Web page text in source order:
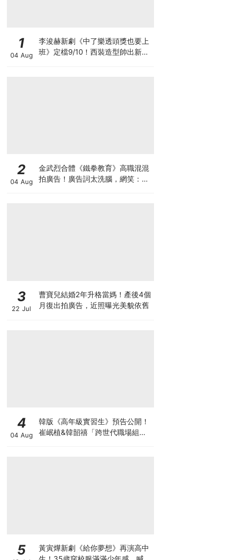
1
04 Aug
李浚赫新劇《中了樂透頭獎也要上
班》定檔9/10！西裝造型帥出新高
2
04 Aug
金武烈合體《鐵拳教育》高職混混
拍廣告！廣告詞太洗腦，網笑：像
3
22 Jul
曹寶兒結婚2年升格當媽！產後4個
月復出拍廣告，近照曝光美貌依舊
4
04 Aug
韓版《高年級實習生》預告公開！
崔岷植&韓韶禧「跨世代職場組
5
黃寅燁新劇《給你夢想》再演高中